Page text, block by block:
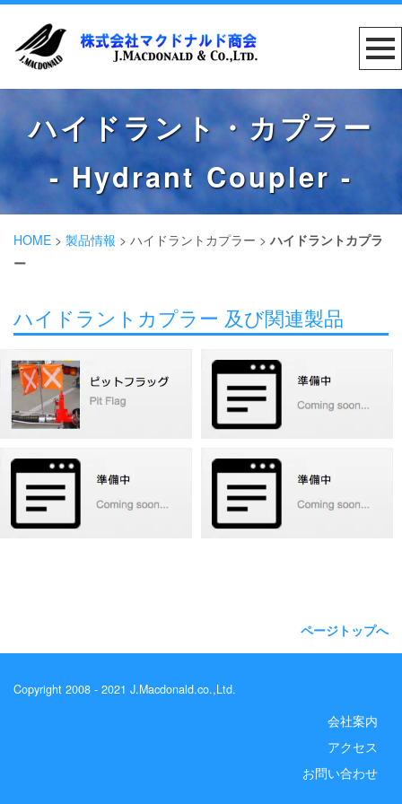
ハイドラント・カプラー
- Hydrant Coupler -
HOME > 製品情報 > ハイドラントカプラー > ハイドラントカプラ
ー
ハイドラントカプラー 及び関連製品
ページトップへ
Copyright 2008 - 2021 J.Macdonald.co.,Ltd.
会社案内
アクセス
お問い合わせ